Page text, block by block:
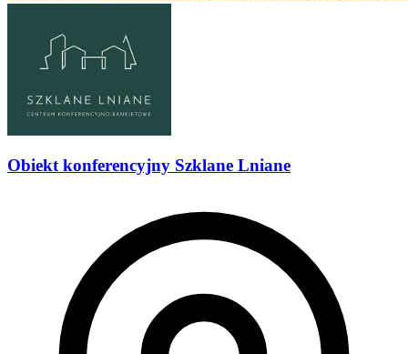
Obiekt konferencyjny Szklane Lniane